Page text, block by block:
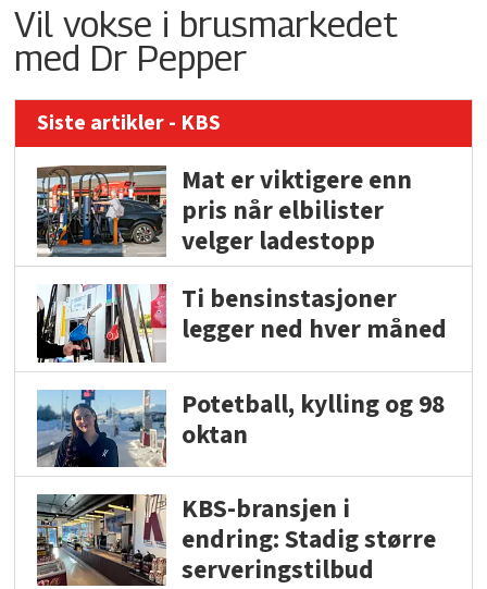
Vil vokse i brusmarkedet
med Dr Pepper
Siste artikler - KBS
Mat er viktigere enn
pris når elbilister
velger ladestopp
Ti bensinstasjoner
legger ned hver måned
Potetball, kylling og 98
oktan
KBS-bransjen i
endring: Stadig større
serveringstilbud